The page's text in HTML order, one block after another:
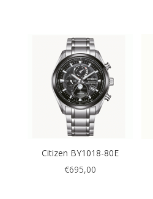
Citizen BY1018-80E
€695,00